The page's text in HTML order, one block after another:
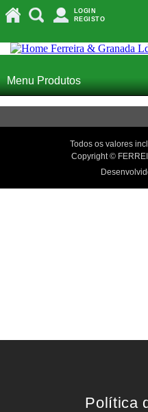
LOGIN
REGISTO
Menu Produtos
Todos os valores
Copyright ©